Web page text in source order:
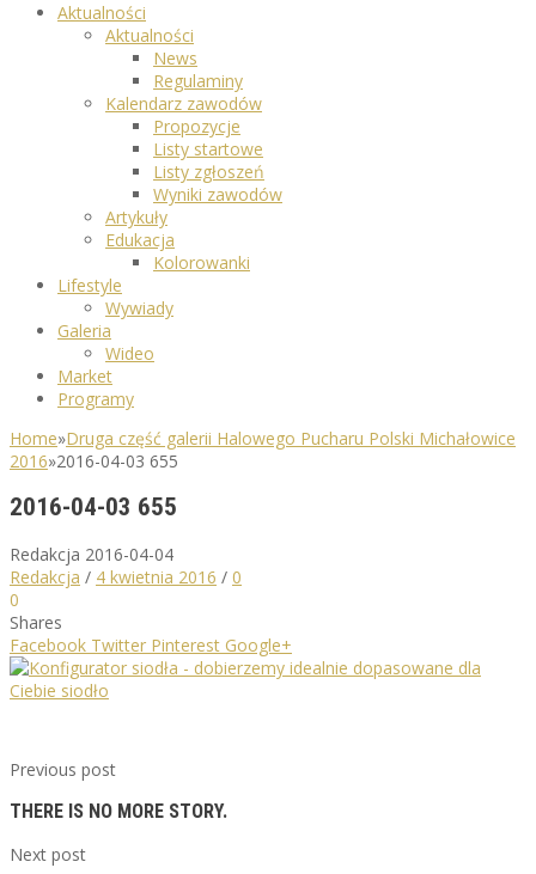
Aktualności
Aktualności
News
Regulaminy
Kalendarz zawodów
Propozycje
Listy startowe
Listy zgłoszeń
Wyniki zawodów
Artykuły
Edukacja
Kolorowanki
Lifestyle
Wywiady
Galeria
Wideo
Market
Programy
Home»Druga część galerii Halowego Pucharu Polski Michałowice
2016»2016-04-03 655
2016-04-03 655
Redakcja 2016-04-04
Redakcja / 4 kwietnia 2016 / 0
0
Shares
Facebook Twitter Pinterest Google+
Previous post
THERE IS NO MORE STORY.
Next post